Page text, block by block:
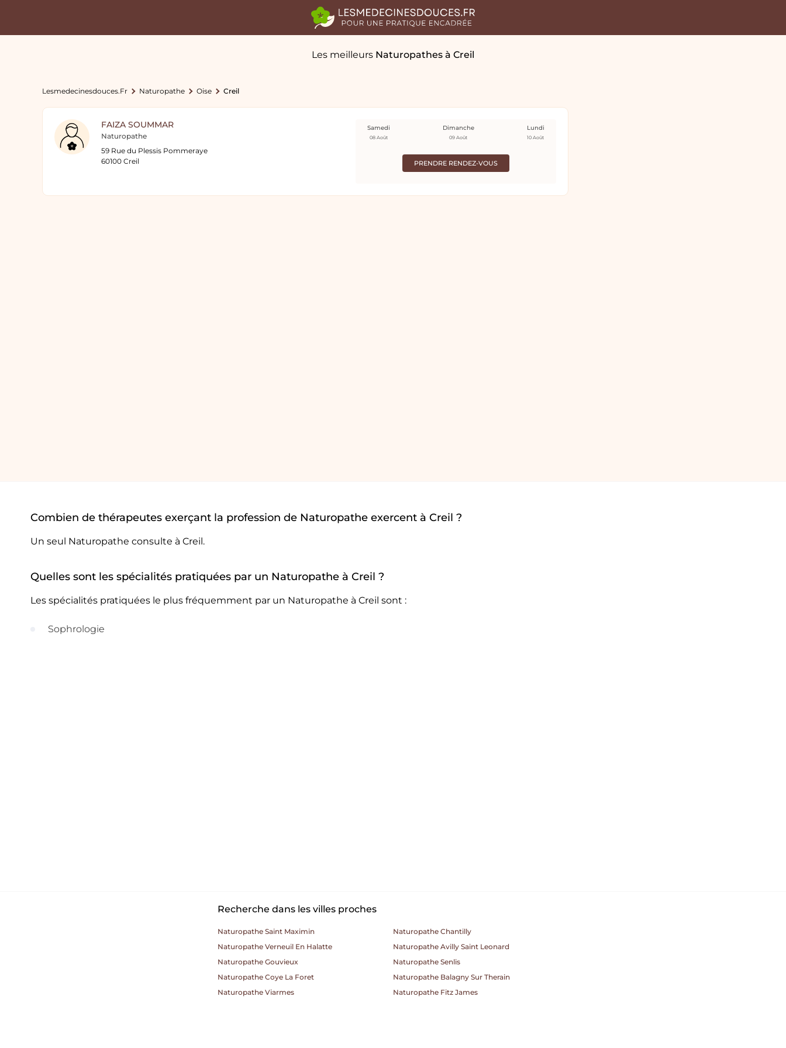
Les meilleurs Naturopathes à Creil
Lesmedecinesdouces.fr Naturopathe Oise Creil
FAIZA SOUMMAR
Naturopathe
59 Rue du Plessis Pommeraye
60100 Creil
PRENDRE RENDEZ-VOUS
Samedi
08 Août
Dimanche
09 Août
Lundi
10 Août
Combien de thérapeutes exerçant la profession de Naturopathe exercent à Creil ?
Un seul Naturopathe consulte à Creil.
Quelles sont les spécialités pratiquées par un Naturopathe à Creil ?
Les spécialités pratiquées le plus fréquemment par un Naturopathe à Creil sont :
Sophrologie
Recherche dans les villes proches
Naturopathe Saint Maximin
Naturopathe Chantilly
Naturopathe Verneuil En Halatte
Naturopathe Avilly Saint Leonard
Naturopathe Gouvieux
Naturopathe Senlis
Naturopathe Coye La Foret
Naturopathe Balagny Sur Therain
Naturopathe Viarmes
Naturopathe Fitz James